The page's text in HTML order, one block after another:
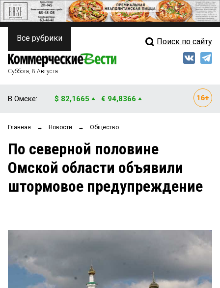
ПОЛИТИКА
ФИНАНСЫ
ОБЩЕСТВО
ЗАКОН
Свежий выпуск
Рейтинги
Блоги
Архив
Все рубрики Поиск по сайту
Суббота, 8 Августа
В Омске: $ 82,1665 € 94,8366
Главная → Новости → Общество
По северной половине
Омской области объявили
штормовое предупреждение